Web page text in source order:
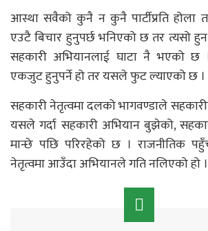
आस्था सवैको कुनै न कुनै पार्टीप्रति होला
एउटै बिचार हुनुपर्छ भनिएको छ तर
सहकारी अभियानलाई घाटा नै भएको छ
एकजुट हुनुपर्ने हो तर यसले फुट ल्याएको छ ।
सहकारी नेतृत्वमा दलको भागवण्डाले
यसले गर्दा सहकारी अभियान बुझेको,
मान्छे पछि परिरहेको छ । राजनीतिक
नेतृत्वमा आउँदा अभियानले गति नलिएको हो ।